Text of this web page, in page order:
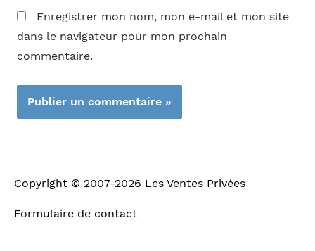
Enregistrer mon nom, mon e-mail et mon site
dans le navigateur pour mon prochain
commentaire.
Copyright © 2007-2026 Les Ventes Privées
Formulaire de contact